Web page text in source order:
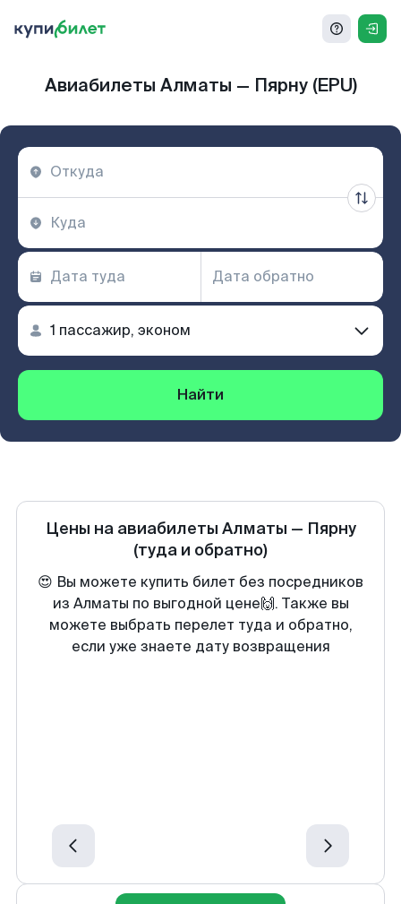
Авиабилеты Алматы — Пярну (EPU)
Найти
Цены на авиабилеты Алматы — Пярну
(туда и обратно)
😍 Вы можете купить билет без посредников
из Алматы по выгодной цене🙌. Также вы
можете выбрать перелет туда и обратно,
если уже знаете дату возвращения